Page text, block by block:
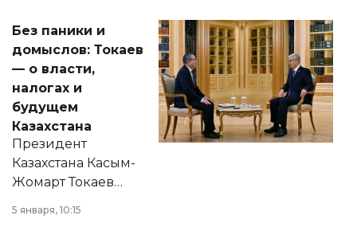
Без паники и
домыслов: Токаев
— о власти,
налогах и
будущем
Казахстана
Президент
Казахстана Касым-
Жомарт Токаев
сразу несколько
5 января, 10:15